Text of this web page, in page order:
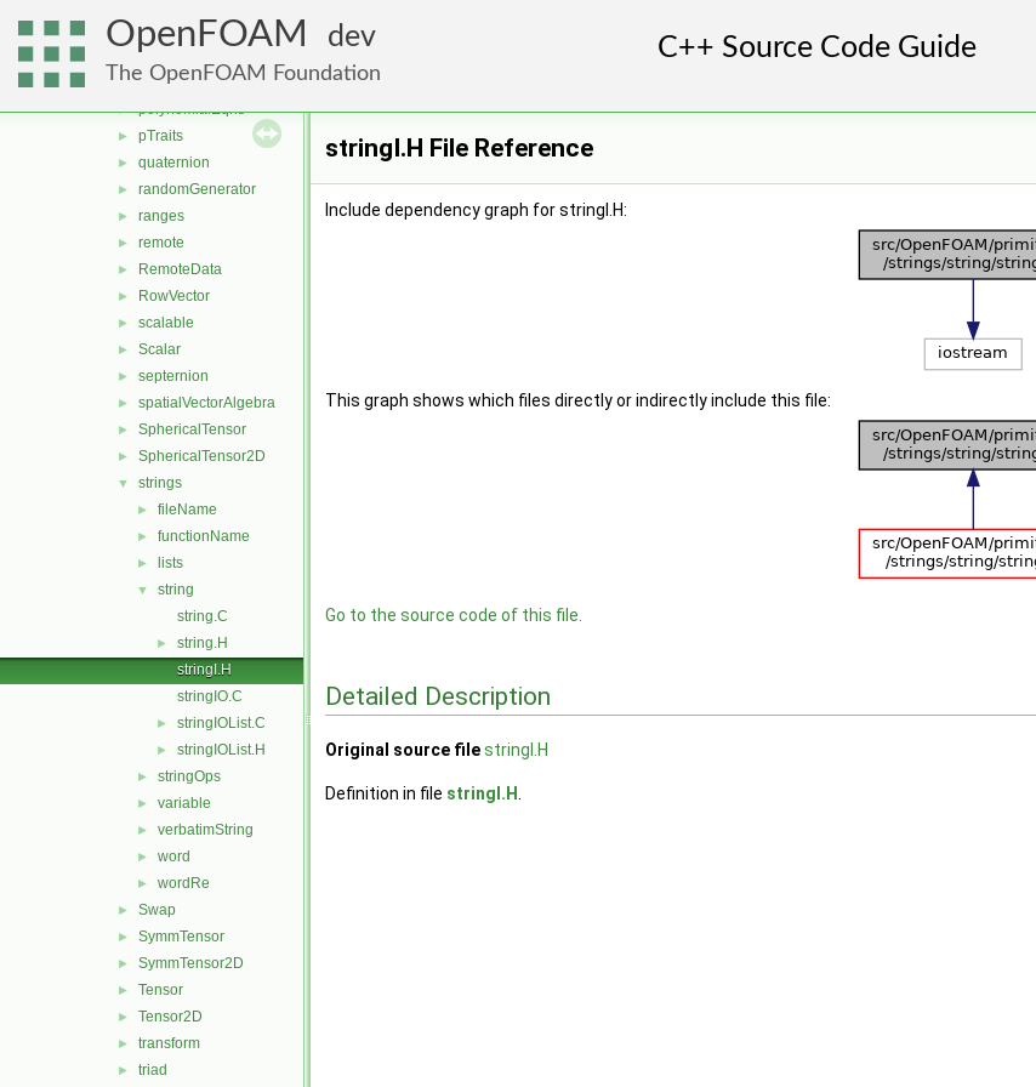
OpenFOAM dev
The OpenFOAM Foundation
► one
ops
► Pair
► polynomialEqns
► pTraits
► quaternion
► randomGenerator
► ranges
► remote
► RemoteData
► RowVector
► scalable
► Scalar
► septernion
► spatialVectorAlgebra
► SphericalTensor
► SphericalTensor2D
▼ strings
► fileName
► functionName
► lists
▼
string
string.C
►
string.H
stringI.H
stringIO.C
► stringIOList.C
► stringIOList.H
► stringOps
► variable
► verbatimString
► word
► wordRe
► Swap
► SymmTensor
► SymmTensor2D
► Tensor
► Tensor2D
► transform
► triad
stringI.H File Reference
Include dependency graph for stringI.H:
This graph shows which files directly or indirectly include this file:
Go to the source code of this file.
Detailed Description
Original source filestringI.H
Definition in file stringI.H